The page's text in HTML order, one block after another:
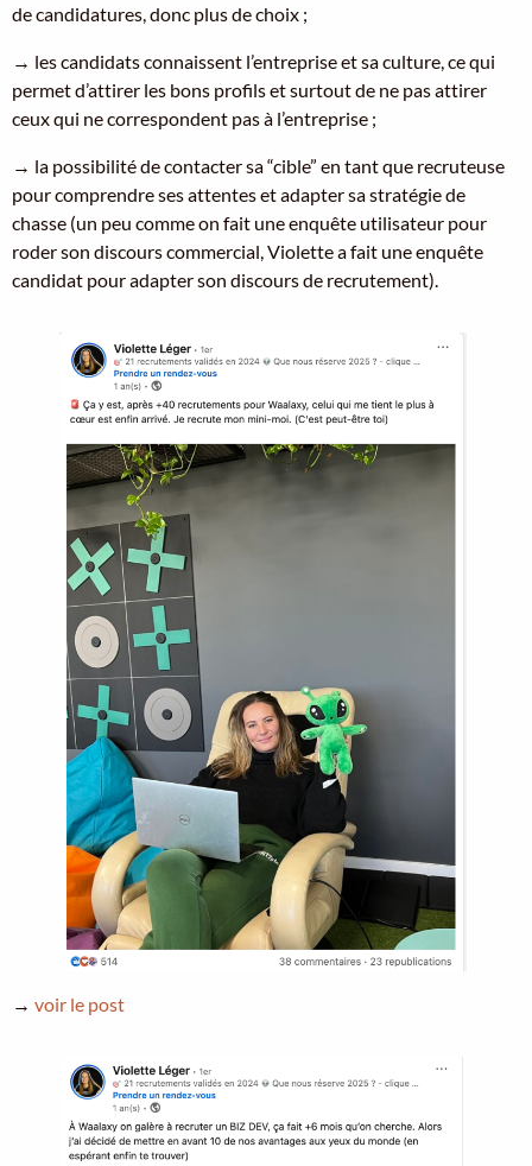
de candidatures, donc plus de choix ;
→ les candidats connaissent l’entreprise et sa culture, ce qui
permet d’attirer les bons profils et surtout de ne pas attirer
ceux qui ne correspondent pas à l’entreprise ;
→ la possibilité de contacter sa “cible” en tant que recruteuse
pour comprendre ses attentes et adapter sa stratégie de
chasse (un peu comme on fait une enquête utilisateur pour
roder son discours commercial, Violette a fait une enquête
candidat pour adapter son discours de recrutement).
→ voir le post